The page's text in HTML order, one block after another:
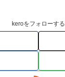
keroをフォローする